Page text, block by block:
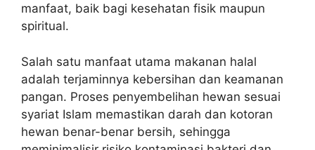
manfaat, baik bagi kesehatan fisik maupun
spiritual.
Salah satu manfaat utama makanan halal
adalah terjaminnya kebersihan dan keamanan
pangan. Proses penyembelihan hewan sesuai
syariat Islam memastikan darah dan kotoran
hewan benar-benar bersih, sehingga